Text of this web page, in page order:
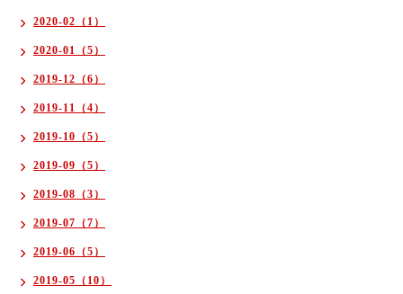
2020-02（1）
2020-01（5）
2019-12（6）
2019-11（4）
2019-10（5）
2019-09（5）
2019-08（3）
2019-07（7）
2019-06（5）
2019-05（10）